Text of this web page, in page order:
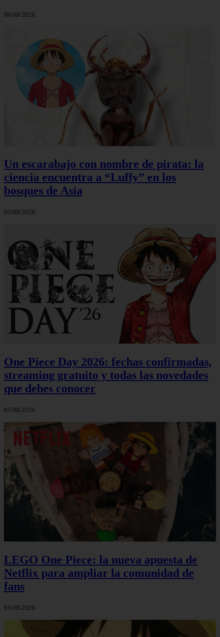
06/08/2026
Un escarabajo con nombre de pirata: la
ciencia encuentra a “Luffy” en los
bosques de Asia
05/08/2026
One Piece Day 2026: fechas confirmadas,
streaming gratuito y todas las novedades
que debes conocer
05/08/2026
LEGO One Piece: la nueva apuesta de
Netflix para ampliar la comunidad de
fans
03/08/2026